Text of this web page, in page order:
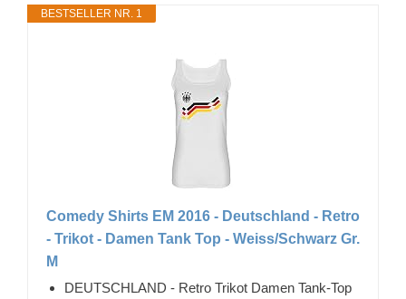
BESTSELLER NR. 1
Comedy Shirts EM 2016 - Deutschland - Retro
- Trikot - Damen Tank Top - Weiss/Schwarz Gr.
M
DEUTSCHLAND - Retro Trikot Damen Tank-Top